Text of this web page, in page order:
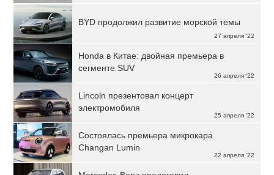
27 апреля '22
BYD продолжил развитие морской темы
26 апреля '22
Honda в Китае: двойная премьера в
сегменте SUV
25 апреля '22
Lincoln презентовал концерт
электромобиля
22 апреля '22
Состоялась премьера микрокара
Changan Lumin